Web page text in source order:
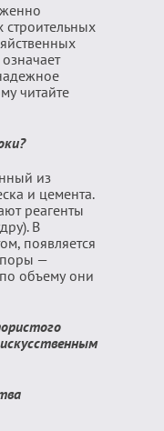
означает
читайте
из
и цемента.
реагенты
В
появляется
поры —
объему они